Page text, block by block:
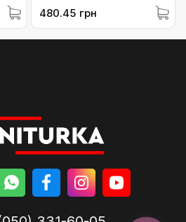
480.45 грн